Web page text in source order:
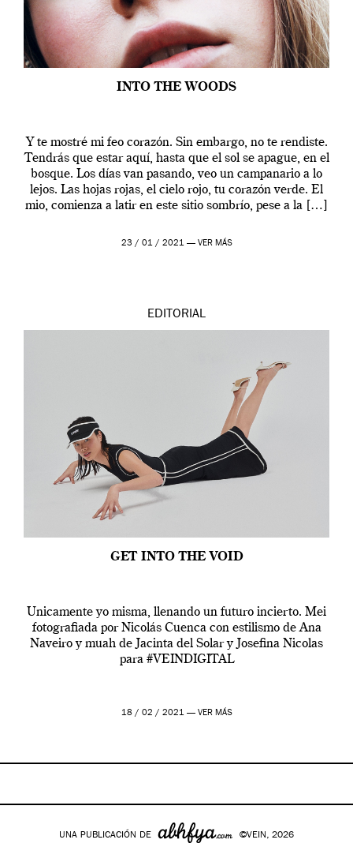
INTO THE WOODS
Y te mostré mi feo corazón. Sin embargo, no te rendiste.
Tendrás que estar aquí, hasta que el sol se apague, en el
bosque. Los días van pasando, veo un campanario a lo
lejos. Las hojas rojas, el cielo rojo, tu corazón verde. El
mio, comienza a latir en este sitio sombrío, pese a la […]
23 / 01 / 2021 — VER MÁS
EDITORIAL
GET INTO THE VOID
Unicamente yo misma, llenando un futuro incierto. Mei
fotografiada por Nicolás Cuenca con estilismo de Ana
Naveiro y muah de Jacinta del Solar y Josefina Nicolas
para #VEINDIGITAL
18 / 02 / 2021 — VER MÁS
UNA PUBLICACIÓN DE ©VEIN, 2026